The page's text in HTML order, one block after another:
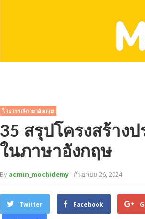
ไวยากรณ์ภาษาอังกฤษ
35 สรุปโครงสร้าง
ในภาษาอังกฤษ
By admin_mochidemy- กันยายน 26, 2024
Twitter Facebook